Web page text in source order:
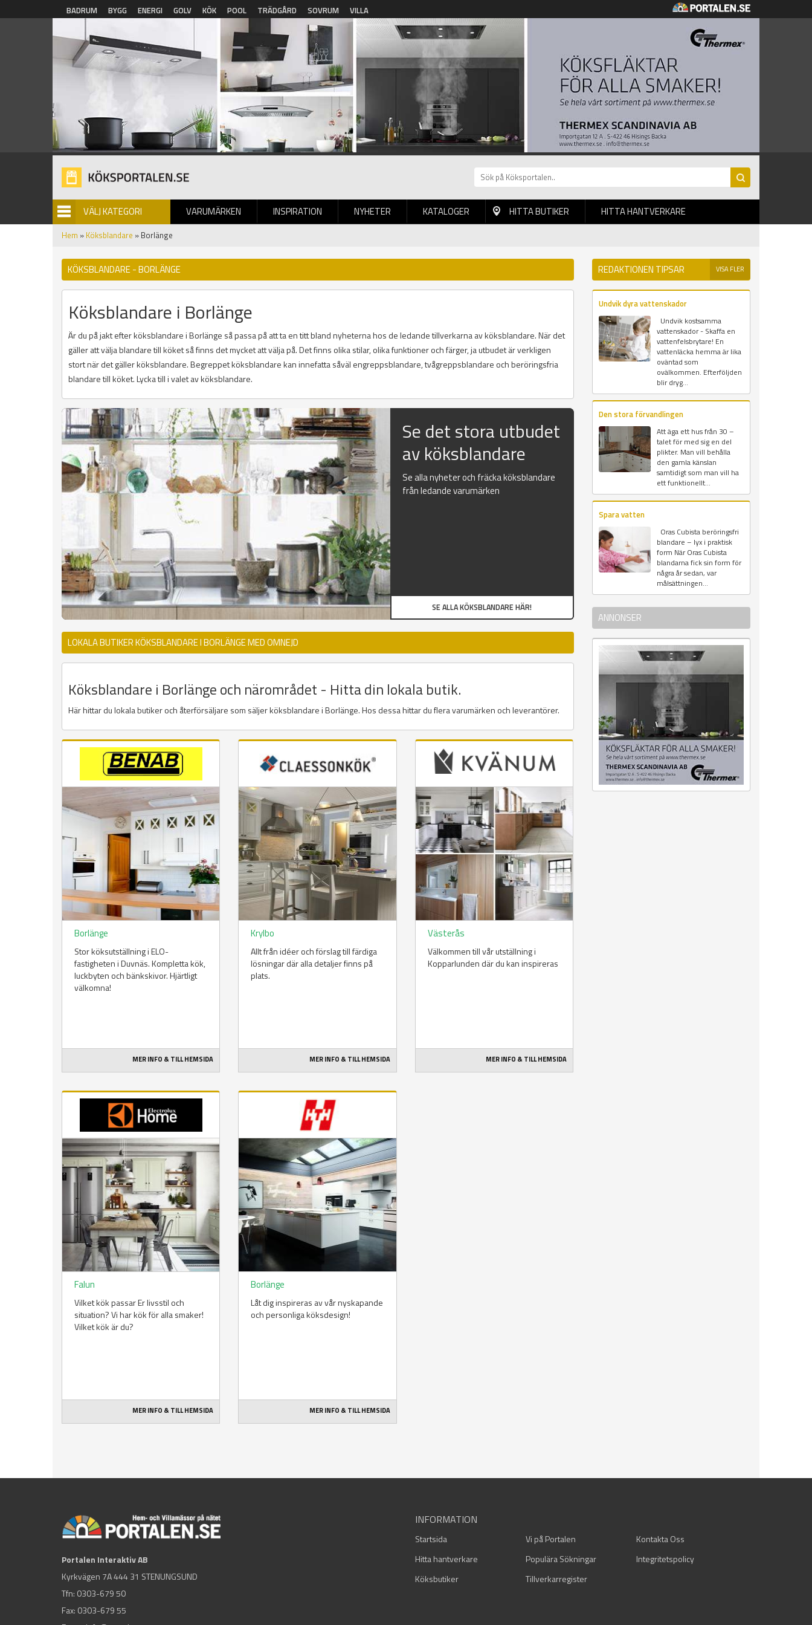
Hoppa till huvudinnehåll
BADRUM BYGG ENERGI GOLV KÖK POOL TRÄDGÅRD SOVRUM VILLA
VÄLJ KATEGORI VARUMÄRKEN INSPIRATION NYHETER
BILDGALLERI KATALOGER HITTA BUTIKER HITTA HANTVERKARE
Hem » Köksblandare » Borlänge
KÖKSBLANDARE - BORLÄNGE
Köksblandare i Borlänge
Är du på jakt efter köksblandare i Borlänge så passa på att ta en titt bland nyheterna hos de ledande tillverkarna av köksblandare. När det
gäller att välja blandare till köket så finns det mycket att välja på. Det finns olika stilar, olika funktioner och färger, ja utbudet är verkligen
stort när det gäller köksblandare. Begreppet köksblandare kan innefatta såväl engreppsblandare, tvågreppsblandare och beröringsfria
blandare till köket. Lycka till i valet av köksblandare.
Se det stora utbudet
av köksblandare
Se alla nyheter och fräcka köksblandare
från ledande varumärken
SE ALLA KÖKSBLANDARE HÄR!
LOKALA BUTIKER KÖKSBLANDARE I BORLÄNGE MED OMNEJD
Köksblandare i Borlänge och närområdet - Hitta din lokala butik.
Här hittar du lokala butiker och återförsäljare som säljer köksblandare i Borlänge. Hos dessa hittar du flera varumärken och leverantörer.
Borlänge
Stor köksutställning i ELO-
fastigheten i Duvnäs. Kompletta kök,
luckbyten och bänkskivor. Hjärtligt
välkomna!
MER INFO & TILL HEMSIDA
Krylbo
Allt från idéer och förslag till färdiga
lösningar där alla detaljer finns på
plats.
MER INFO & TILL HEMSIDA
Västerås
Välkommen till vår utställning i
Kopparlunden där du kan inspireras
MER INFO & TILL HEMSIDA
Falun
Vilket kök passar Er livsstil och
situation? Vi har kök för alla smaker!
Vilket kök är du?
MER INFO & TILL HEMSIDA
Borlänge
Låt dig inspireras av vår nyskapande
och personliga köksdesign!
MER INFO & TILL HEMSIDA
REDAKTIONEN TIPSAR VISA FLER
Undvik dyra vattenskador
Undvik kostsamma
vattenskador - Skaffa en
vattenfelsbrytare! En
vattenläcka hemma är lika
oväntad som
ovälkommen. Efterföljden
blir dryg...
Den stora förvandlingen
Att äga ett hus från 30 –
talet för med sig en del
plikter. Man vill behålla
den gamla känslan
samtidigt som man vill ha
ett funktionellt...
Spara vatten
Oras Cubista beröringsfri
blandare – lyx i praktisk
form När Oras Cubista
blandarna fick sin form för
några år sedan, var
målsättningen...
ANNONSER
Portalen Interaktiv AB
Kyrkvägen 7A 444 31 STENUNGSUND
Tfn: 0303-679 50
Fax: 0303-679 55
INFORMATION
Startsida Vi på Portalen
Kontakta Oss
Hitta hantverkare
Populära Sökningar
Integritetspolicy
Köksbutiker
Tillverkarregister